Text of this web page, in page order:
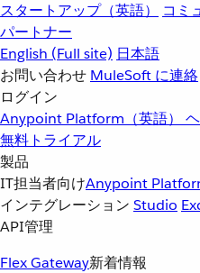
スタートアップ（英語）
コミ
パートナー
English (Full site) 日本語
お問い合わせ MuleSoft に連絡
ログイン
Anypoint Platform（英語）
無料トライアル
製品
IT担当者向けAnypoint
インテグレーション Studio
API管理
Flex Gateway新着情報